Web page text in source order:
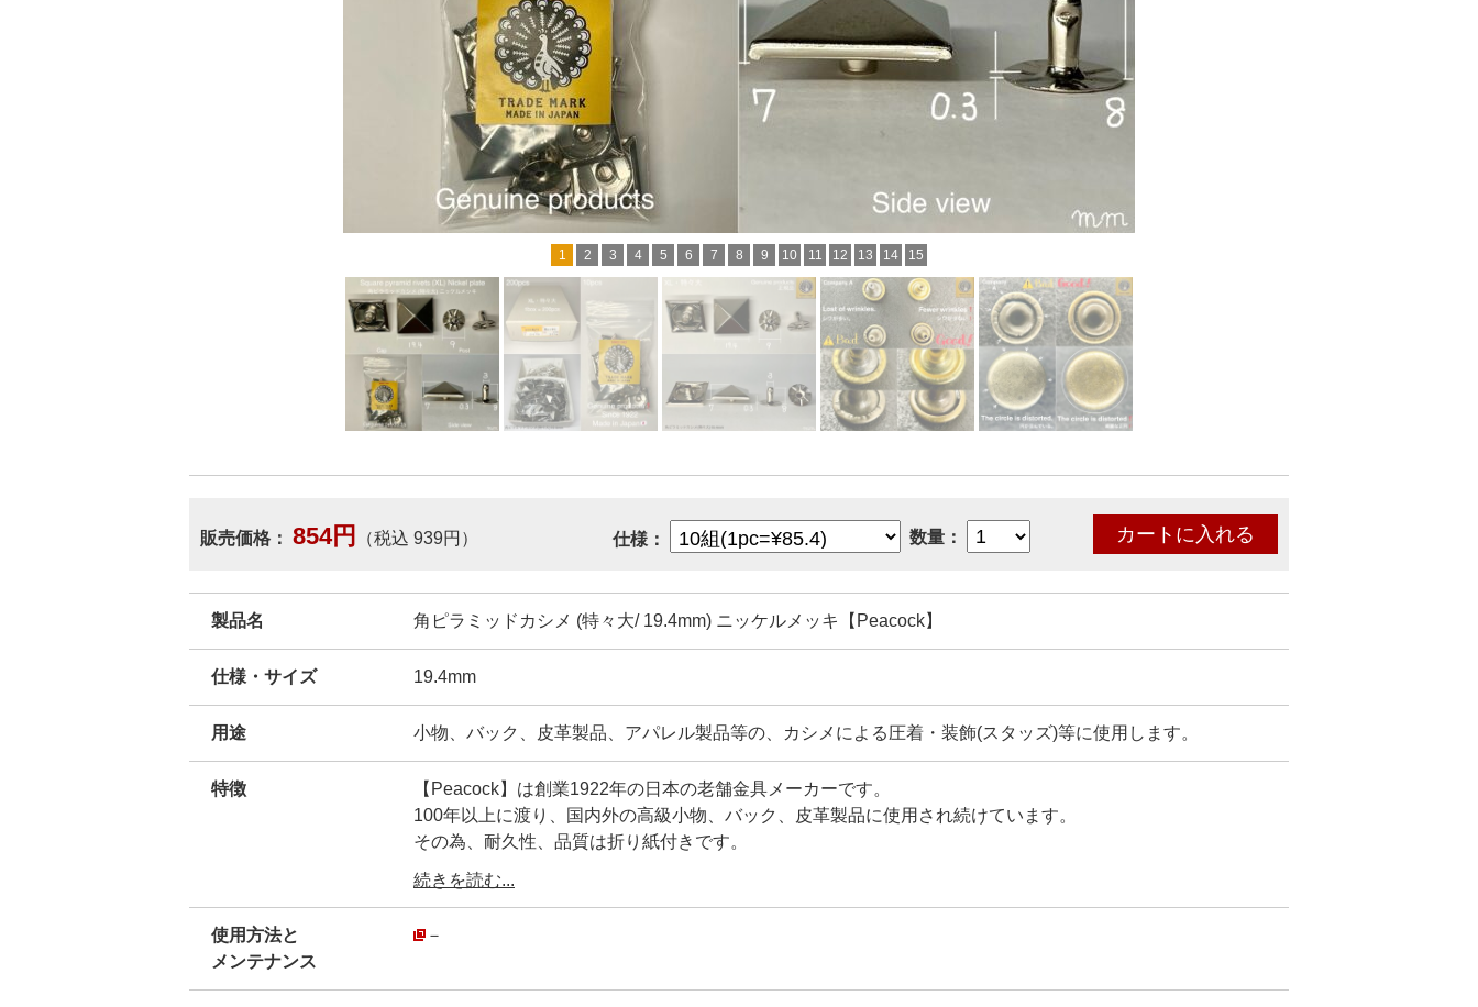
1 2 3 4 5 6 7 8 9 10 11 12 13 14 15
販売価格： 854円 （税込 939円） 仕様： 数量：
製品名 角ピラミッドカシメ (特々大/ 19.4mm) ニッケルメッキ【Peacock】
仕様・サイズ 19.4mm
用途 小物、バック、皮革製品、アパレル製品等の、カシメによる圧着・装飾(スタッズ)等に使用します。
特徴
【Peacock】は創業1922年の日本の老舗金具メーカーです。
100年以上に渡り、国内外の高級小物、バック、皮革製品に使用され続けています。
その為、耐久性、品質は折り紙付きです。
弊社が【工具の設計を合わせているメーカー】ですので、【打棒と金具が合わないトラブル】がありませ
ん。
・
続きを読む...
使用方法と
メンテナンス
－